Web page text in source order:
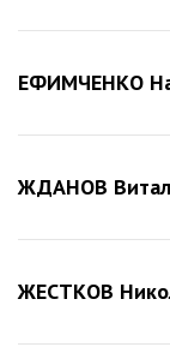
ЕФИМЧЕНКО
ЖДАНОВ
ЖЕСТКОВ